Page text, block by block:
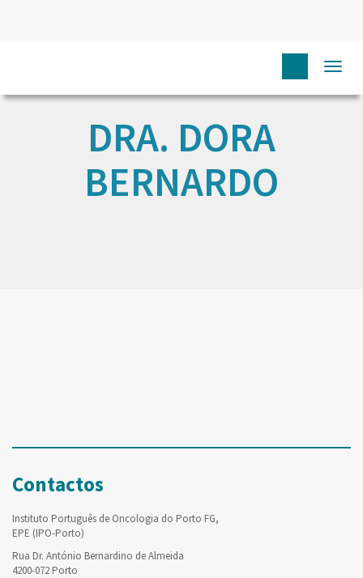
DRA. DORA
BERNARDO
Contactos
Instituto Português de Oncologia do Porto FG,
EPE (IPO-Porto)
Rua Dr. António Bernardino de Almeida
4200-072 Porto